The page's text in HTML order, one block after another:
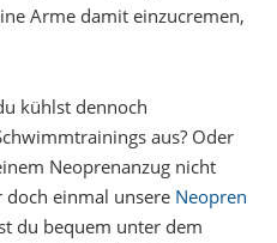
Arme damit einzucremen,
kühlst dennoch
aus? Oder
Neoprenanzug nicht
doch einmal unsere Neopren
du bequem unter dem